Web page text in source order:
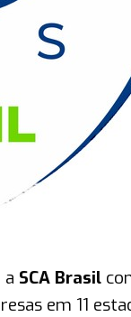
a SCA Brasil
em 11